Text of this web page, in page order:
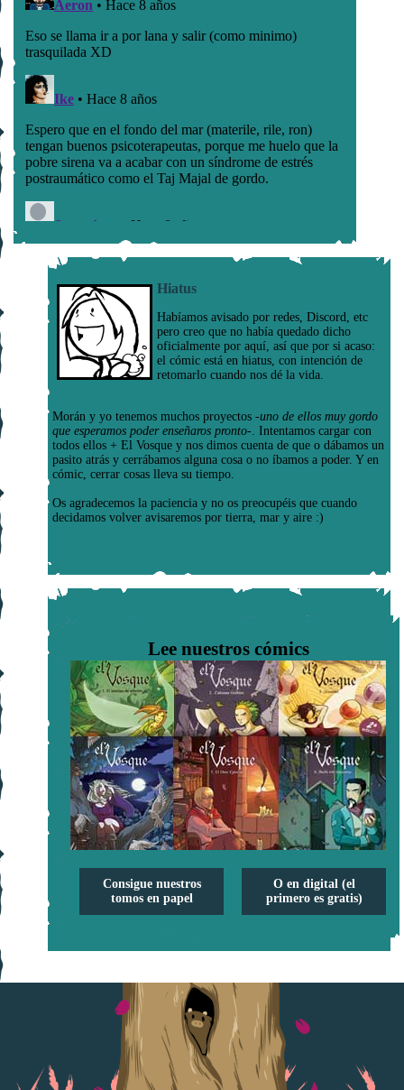
Hiatus
Habíamos avisado por redes, Discord, etc
pero creo que no había quedado dicho
oficialmente por aquí, así que por si acaso:
el cómic está en hiatus, con intención de
retomarlo cuando nos dé la vida.
Morán y yo tenemos muchos proyectos -uno de ellos muy gordo
que esperamos poder enseñaros pronto- . Intentamos cargar con
todos ellos + El Vosque y nos dimos cuenta de que o dábamos un
pasito atrás y cerrábamos alguna cosa o no íbamos a poder. Y en
cómic, cerrar cosas lleva su tiempo.
Os agradecemos la paciencia y no os preocupéis que cuando
decidamos volver avisaremos por tierra, mar y aire :)
Lee nuestros cómics
Consigue nuestros
tomos en papel
O en digital (el
primero es gratis)